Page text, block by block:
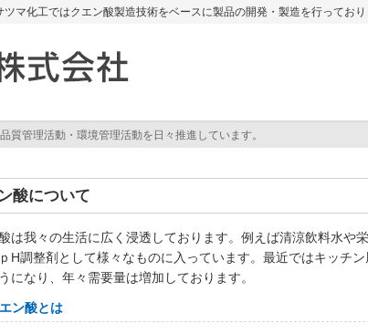
マ化工ではクエン酸製造技術をベースに製品の開発・製造を行っており
質管理活動・環境管理活動を日々推進しています。
酸について
は我々の生活に広く浸透しております。例えば清涼飲料水や
H調整剤として様々なものに入っています。最近ではキッチ
になり、年々需要量は増加しております。
ン酸とは